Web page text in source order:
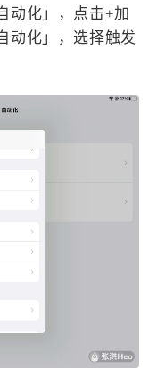
动化」，点击+加
动化」，选择触发